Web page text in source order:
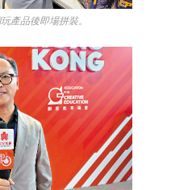
產品後即場拼裝。